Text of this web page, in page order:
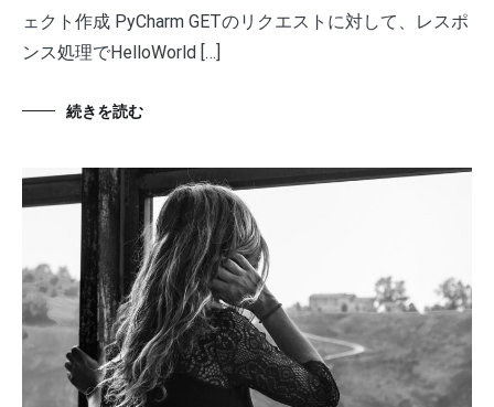
ェクト作成 PyCharm GETのリクエストに対して、レスポ
ンス処理でHelloWorld […]
続きを読む